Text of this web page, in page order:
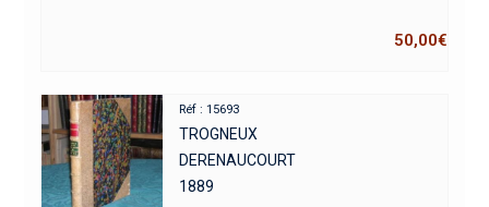
50,00€
Réf : 15693
TROGNEUX
DERENAUCOURT
1889